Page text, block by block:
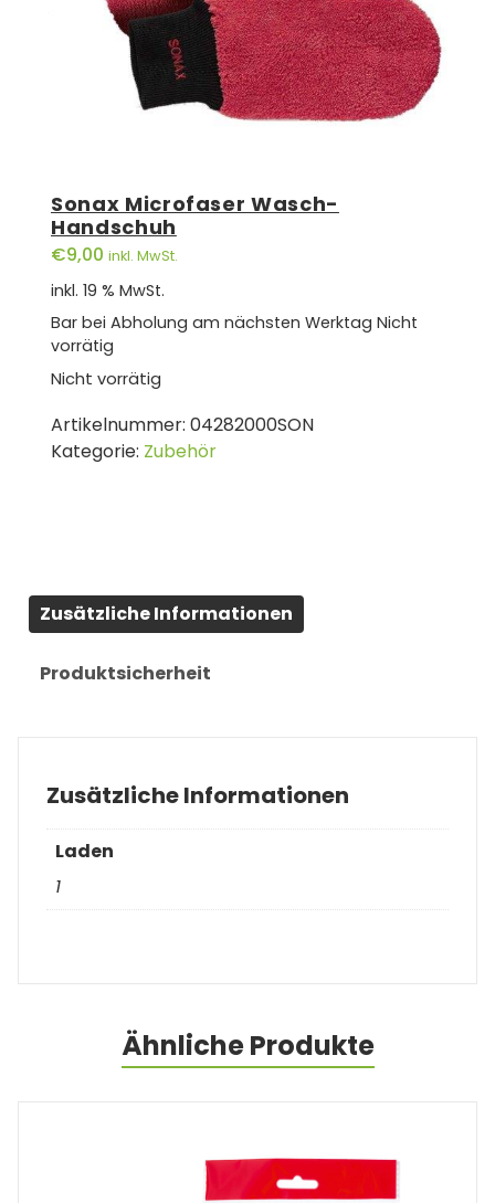
Sonax Microfaser Wasch-
Handschuh
€9,00 inkl. MwSt.
inkl. 19 % MwSt.
Bar bei Abholung am nächsten Werktag Nicht
vorrätig
Nicht vorrätig
Artikelnummer: 04282000SON
Kategorie: Zubehör
Zusätzliche Informationen
Produktsicherheit
Zusätzliche Informationen
Laden
1
Ähnliche Produkte